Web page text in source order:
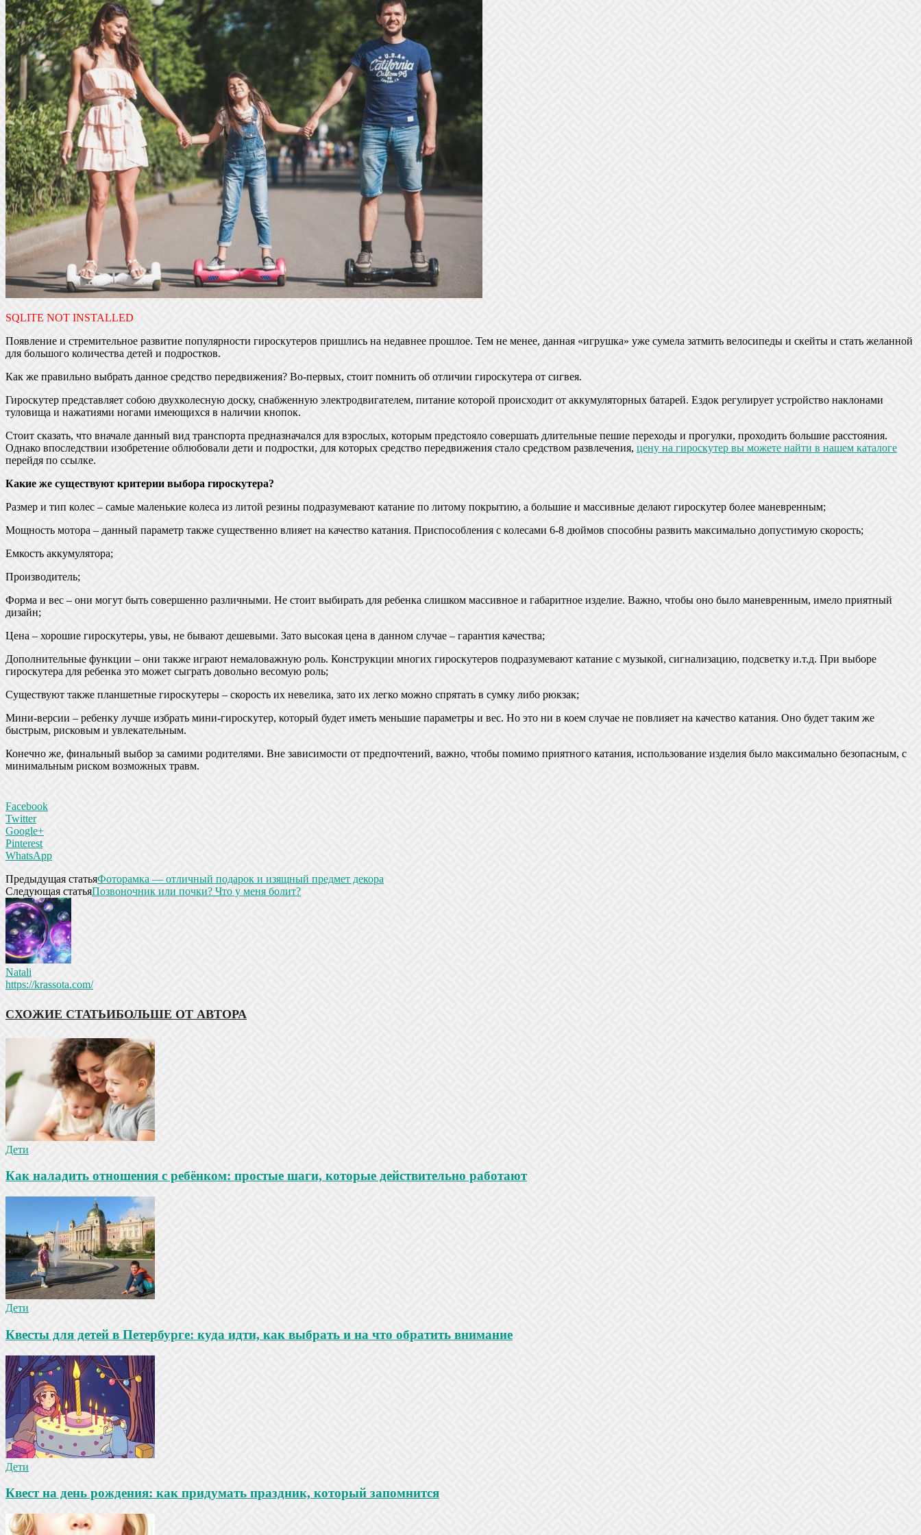
SQLITE NOT INSTALLED
Появление и стремительное развитие популярности гироскутеров пришлись на недавнее прошлое. Тем не менее, данная «игрушка» уже сумела затмить велосипеды и скейты и стать желанной
для большого количества детей и подростков.
Как же правильно выбрать данное средство передвижения? Во-первых, стоит помнить об отличии гироскутера от сигвея.
Гироскутер представляет собою двухколесную доску, снабженную электродвигателем, питание которой происходит от аккумуляторных батарей. Ездок регулирует устройство наклонами
туловища и нажатиями ногами имеющихся в наличии кнопок.
Стоит сказать, что вначале данный вид транспорта предназначался для взрослых, которым предстояло совершать длительные пешие переходы и прогулки, проходить большие расстояния.
Однако впоследствии изобретение облюбовали дети и подростки, для которых средство передвижения стало средством развлечения, цену на гироскутер вы можете найти в нашем каталоге
перейдя по ссылке.
Какие же существуют критерии выбора гироскутера?
Размер и тип колес – самые маленькие колеса из литой резины подразумевают катание по литому покрытию, а большие и массивные делают гироскутер более маневренным;
Мощность мотора – данный параметр также существенно влияет на качество катания. Приспособления с колесами 6-8 дюймов способны развить максимально допустимую скорость;
Емкость аккумулятора;
Производитель;
Форма и вес – они могут быть совершенно различными. Не стоит выбирать для ребенка слишком массивное и габаритное изделие. Важно, чтобы оно было маневренным, имело приятный
дизайн;
Цена – хорошие гироскутеры, увы, не бывают дешевыми. Зато высокая цена в данном случае – гарантия качества;
Дополнительные функции – они также играют немаловажную роль. Конструкции многих гироскутеров подразумевают катание с музыкой, сигнализацию, подсветку и.т.д. При выборе
гироскутера для ребенка это может сыграть довольно весомую роль;
Существуют также планшетные гироскутеры – скорость их невелика, зато их легко можно спрятать в сумку либо рюкзак;
Мини-версии – ребенку лучше избрать мини-гироскутер, который будет иметь меньшие параметры и вес. Но это ни в коем случае не повлияет на качество катания. Оно будет таким же
быстрым, рисковым и увлекательным.
Конечно же, финальный выбор за самими родителями. Вне зависимости от предпочтений, важно, чтобы помимо приятного катания, использование изделия было максимально безопасным, с
минимальным риском возможных травм.
Facebook
Twitter
Google+
Pinterest
WhatsApp
Предыдущая статьяФоторамка — отличный подарок и изящный предмет декора
Следующая статьяПозвоночник или почки? Что у меня болит?
Natali
https://krassota.com/
СХОЖИЕ СТАТЬИБОЛЬШЕ ОТ АВТОРА
Дети
Как наладить отношения с ребёнком: простые шаги, которые действительно работают
Дети
Квесты для детей в Петербурге: куда идти, как выбрать и на что обратить внимание
Дети
Квест на день рождения: как придумать праздник, который запомнится